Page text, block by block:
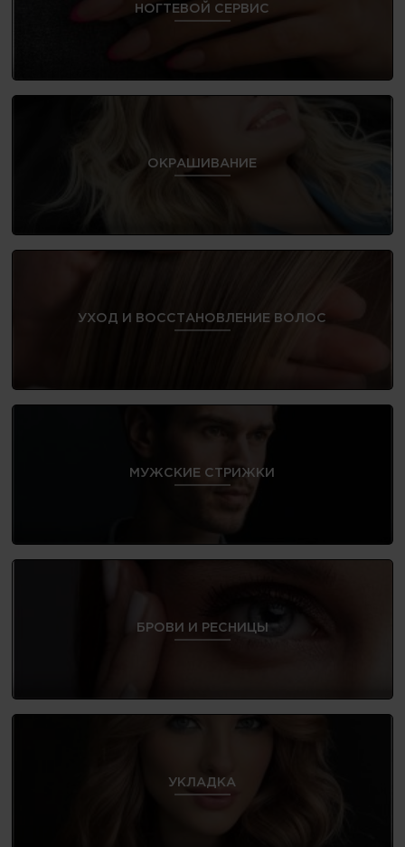
НОГТЕВОЙ СЕРВИС
ОКРАШИВАНИЕ
УХОД И ВОССТАНОВЛЕНИЕ ВОЛОС
МУЖСКИЕ СТРИЖКИ
БРОВИ И РЕСНИЦЫ
УКЛАДКА